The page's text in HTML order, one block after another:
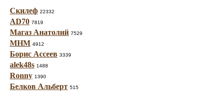
Скилеф 22332
AD70 7819
Магаз Анатолий 7529
МНМ 4912
Борис Ассеев 3339
alek48s 1488
Ronny 1390
Белков Альберт 515